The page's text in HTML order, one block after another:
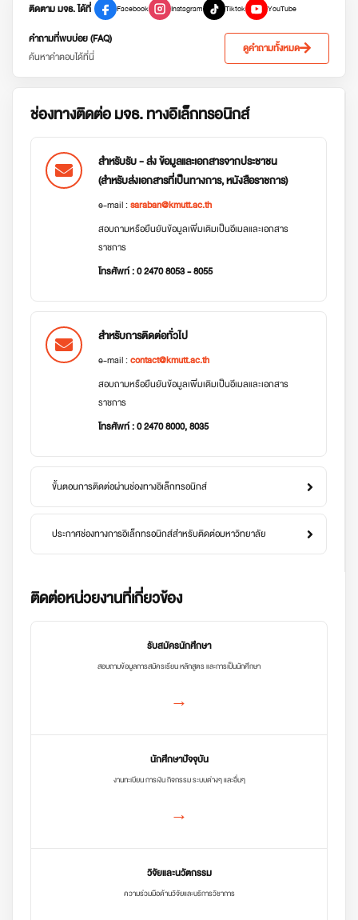
ติดตาม มจธ. ได้ที่ Facebook Instagram Tiktok YouTube
คำถามที่พบบ่อย (FAQ)
ค้นหาคำตอบได้ที่นี่
ดูคำถามทั้งหมด
ช่องทางติดต่อ มจธ. ทางอิเล็กทรอนิกส์
สำหรับรับ - ส่ง ข้อมูลและเอกสารจากประชาชน
(สำหรับส่งเอกสารที่เป็นทางการ, หนังสือราชการ)
e-mail :saraban@kmutt.ac.th
สอบถามหรือยืนยันข้อมูลเพิ่มเติมเป็นอีเมลและเอกสาร
ราชการ
โทรศัพท์ : 0 2470 8053 - 8055
สำหรับการติดต่อทั่วไป
e-mail :contact@kmutt.ac.th
สอบถามหรือยืนยันข้อมูลเพิ่มเติมเป็นอีเมลและเอกสาร
ราชการ
โทรศัพท์ : 0 2470 8000, 8035
ขั้นตอนการติดต่อผ่านช่องทางอิเล็กทรอนิกส์
ประกาศช่องทางการอิเล็กทรอนิกส์สำหรับติดต่อมหาวิทยาลัย
ติดต่อหน่วยงานที่เกี่ยวข้อง
รับสมัครนักศึกษา
สอบถามข้อมูลการสมัครเรียน หลักสูตร และการเป็นนักศึกษา
→
นักศึกษาปัจจุบัน
งานทะเบียน การเงิน กิจกรรม ระบบต่างๆ และอื่นๆ
→
วิจัยและนวัตกรรม
ความร่วมมือด้านวิจัยและบริการวิชาการ